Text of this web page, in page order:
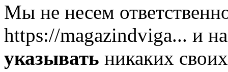
Мы не несем
https://magazindviga... и
указывать никаких